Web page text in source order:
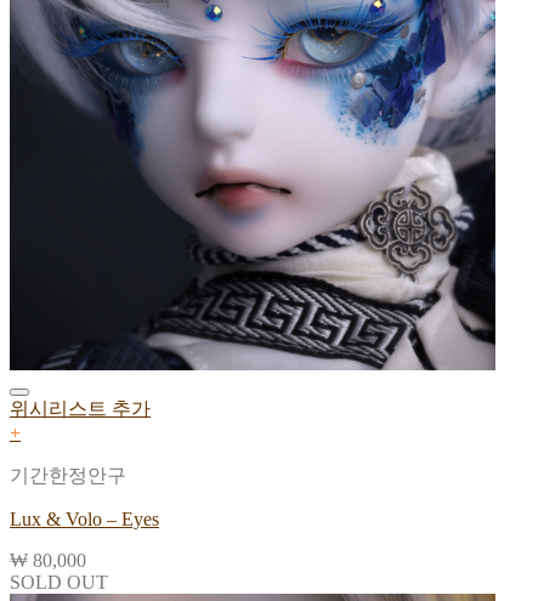
위시리스트 추가
+
기간한정안구
Lux & Volo – Eyes
₩ 80,000
SOLD OUT